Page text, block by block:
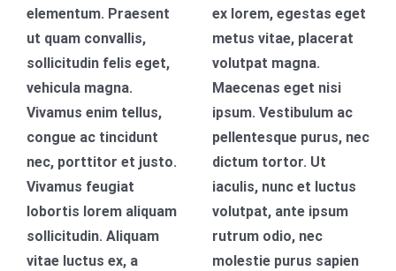
elementum. Praesent
ut quam convallis,
sollicitudin felis eget,
vehicula magna.
Vivamus enim tellus,
congue ac tincidunt
nec, porttitor et justo.
Vivamus feugiat
lobortis lorem aliquam
sollicitudin. Aliquam
vitae luctus ex, a
ex lorem, egestas eget
metus vitae, placerat
volutpat magna.
Maecenas eget nisi
ipsum. Vestibulum ac
pellentesque purus, nec
dictum tortor. Ut
iaculis, nunc et luctus
volutpat, ante ipsum
rutrum odio, nec
molestie purus sapien